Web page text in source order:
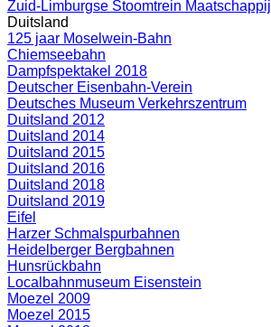
Zuid-Limburgse Stoomtrein Maatschappij
Duitsland
125 jaar Moselwein-Bahn
Chiemseebahn
Dampfspektakel 2018
Deutscher Eisenbahn-Verein
Deutsches Museum Verkehrszentrum
Duitsland 2012
Duitsland 2014
Duitsland 2015
Duitsland 2016
Duitsland 2018
Duitsland 2019
Eifel
Harzer Schmalspurbahnen
Heidelberger Bergbahnen
Hunsrückbahn
Localbahnmuseum Eisenstein
Moezel 2009
Moezel 2015